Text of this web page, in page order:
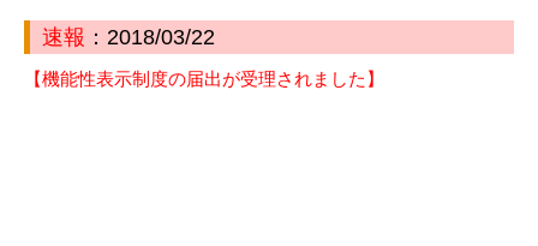
速報 ：2018/03/22
【機能性表示制度の届出が受理されました】